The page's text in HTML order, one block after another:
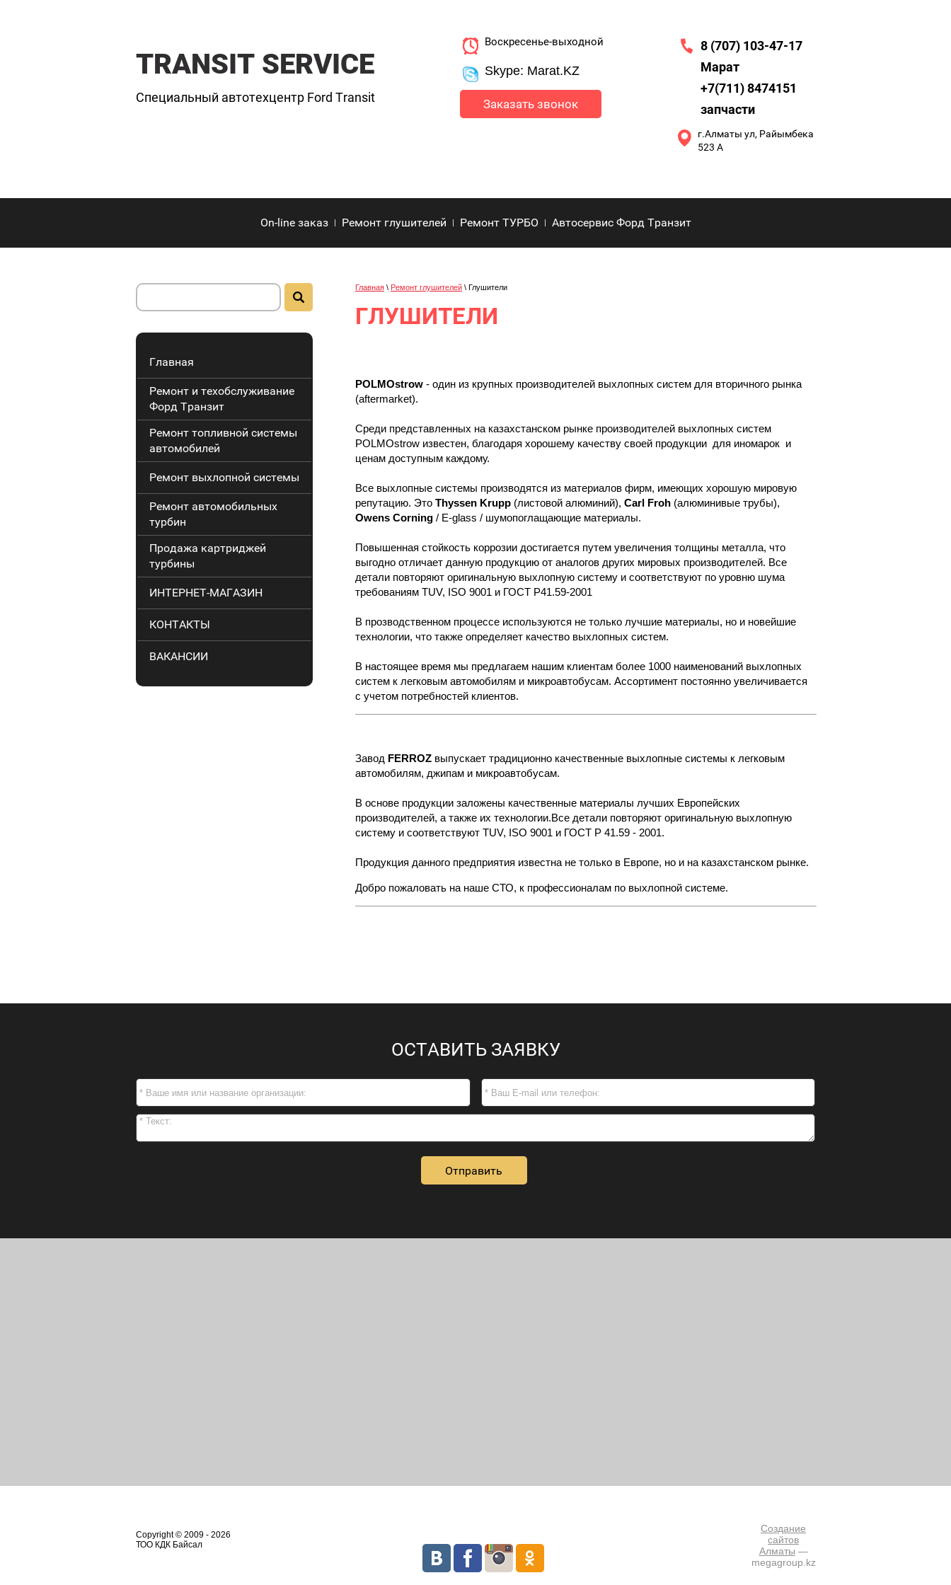
TRANSIT SERVICE
Специальный автотехцентр Ford Transit
Воскресенье-выходной
Skype: Marat.KZ
Заказать звонок
8 (707) 103-47-17
Марат
+7(711) 8474151
запчасти
г.Алматы ул, Райымбека
523 А
On-line заказ Ремонт глушителей Ремонт ТУРБО Автосервис Форд Транзит
Главная
Ремонт и техобслуживание
Форд Транзит
Ремонт топливной системы
автомобилей
Ремонт выхлопной системы
Ремонт автомобильных
турбин
Продажа картриджей
турбины
ИНТЕРНЕТ-МАГАЗИН
КОНТАКТЫ
ВАКАНСИИ
Главная \ Ремонт глушителей \ Глушители
ГЛУШИТЕЛИ
POLMOstrow - один из крупных производителей выхлопных систем для вторичного рынка
(aftermarket).
Среди представленных на казахстанском рынке производителей выхлопных систем
POLMOstrow известен, благодаря хорошему качеству своей продукции для иномарок и
ценам доступным каждому.
Все выхлопные системы производятся из материалов фирм, имеющих хорошую мировую
репутацию. Это Thyssen Krupp (листовой алюминий), Carl Froh (алюминивые трубы),
Owens Corning / E-glass / шумопоглащающие материалы.
Повышенная стойкость коррозии достигается путем увеличения толщины металла, что
выгодно отличает данную продукцию от аналогов других мировых производителей. Все
детали повторяют оригинальную выхлопную систему и соответствуют по уровню шума
требованиям TUV, ISO 9001 и ГОСТ Р41.59-2001
В прозводственном процессе используются не только лучшие материалы, но и новейшие
технологии, что также определяет качество выхлопных систем.
В настоящее время мы предлагаем нашим клиентам более 1000 наименований выхлопных
систем к легковым автомобилям и микроавтобусам. Ассортимент постоянно увеличивается
с учетом потребностей клиентов.
Завод FERROZ выпускает традиционно качественные выхлопные системы к легковым
автомобилям, джипам и микроавтобусам.
В основе продукции заложены качественные материалы лучших Европейских
производителей, а также их технологии.Все детали повторяют оригинальную выхлопную
систему и соответствуют TUV, ISO 9001 и ГОСТ Р 41.59 - 2001.
Продукция данного предприятия известна не только в Европе, но и на казахстанском рынке.
Добро пожаловать на наше СТО, к профессионалам по выхлопной системе.
ОСТАВИТЬ ЗАЯВКУ
Отправить
Copyright © 2009 - 2026
ТОО КДК Байсал
Создание
сайтов
Алматы —
megagroup.kz